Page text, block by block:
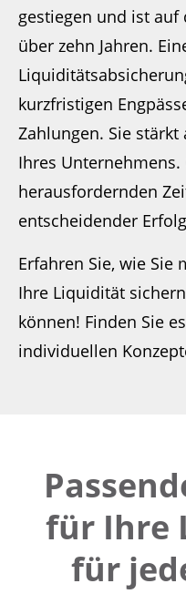
gestiegen und ist
über zehn Jahren.
kurzfristigen
Zahlungen. Sie
Ihres
herausfordernden
entscheidender
Erfahren Sie, wie Sie
Ihre Liquidität
können! Finden Sie
individuellen
für Ihre
für